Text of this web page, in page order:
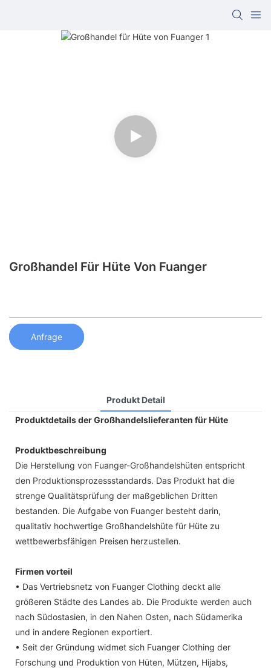
Großhandel Für Hüte Von Fuanger
Anfrage
Produkt Detail
Produktdetails der Großhandelslieferanten für Hüte
Produktbeschreibung
Die Herstellung von Fuanger-Großhandelshüten entspricht
den Produktionsprozessstandards. Das Produkt hat die
strenge Qualitätsprüfung der maßgeblichen Dritten
bestanden. Die Aufgabe von Fuanger besteht darin,
qualitativ hochwertige Großhandelshüte für Hüte zu
wettbewerbsfähigen Preisen herzustellen.
Firmen vorteil
• Das Vertriebsnetz von Fuanger Clothing deckt alle
größeren Städte des Landes ab. Die Produkte werden auch
nach Südostasien, in den Nahen Osten, nach Südamerika
und in andere Regionen exportiert.
• Seit der Gründung widmet sich Fuanger Clothing der
Forschung und Produktion von Hüten, Mützen, Hijabs,